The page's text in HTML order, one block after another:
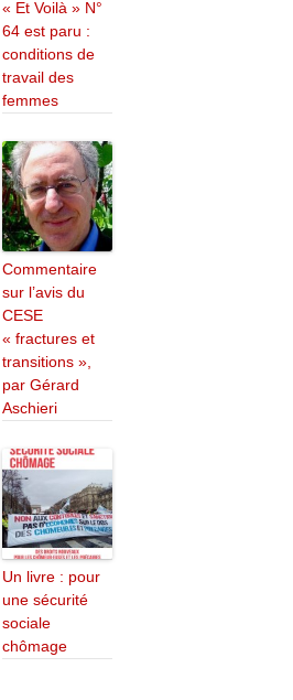
« Et Voilà » N°
64 est paru :
conditions de
travail des
femmes
Commentaire
sur l’avis du
CESE
« fractures et
transitions »,
par Gérard
Aschieri
Un livre : pour
une sécurité
sociale
chômage